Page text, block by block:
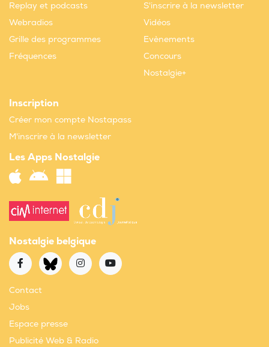
Replay et podcasts
Webradios
Grille des programmes
Fréquences
S'inscrire à la newsletter
Vidéos
Evènements
Concours
Nostalgie+
Inscription
Créer mon compte Nostapass
M'inscrire à la newsletter
Les Apps Nostalgie
Nostalgie belgique
Contact
Jobs
Espace presse
Publicité Web & Radio